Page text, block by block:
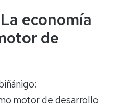
economía
de
motor de desarrollo